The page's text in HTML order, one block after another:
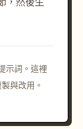
示詞。這裡
與改用。